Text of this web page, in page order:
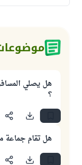
هل يصلي
؟
هل تقام جماعة